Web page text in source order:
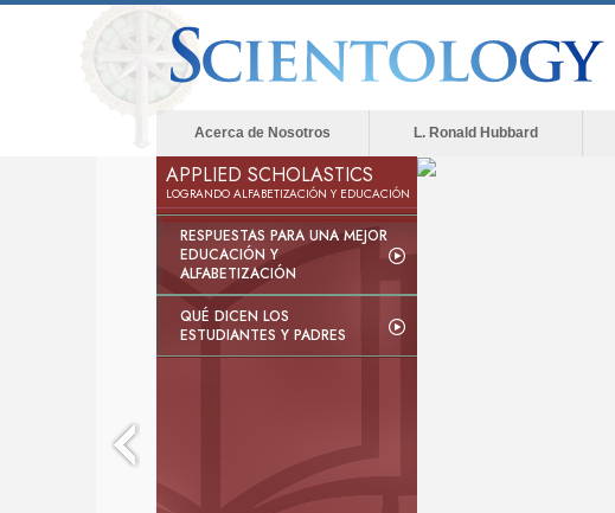
Acerca de Nosotros L. Ronald Hubbard
APPLIED SCHOLASTICS
LOGRANDO ALFABETIZACIÓN Y EDUCACIÓN
RESPUESTAS PARA UNA MEJOR
EDUCACIÓN Y
ALFABETIZACIÓN
QUÉ DICEN LOS
ESTUDIANTES Y PADRES